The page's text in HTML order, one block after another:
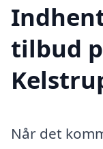
tilbud
Når det